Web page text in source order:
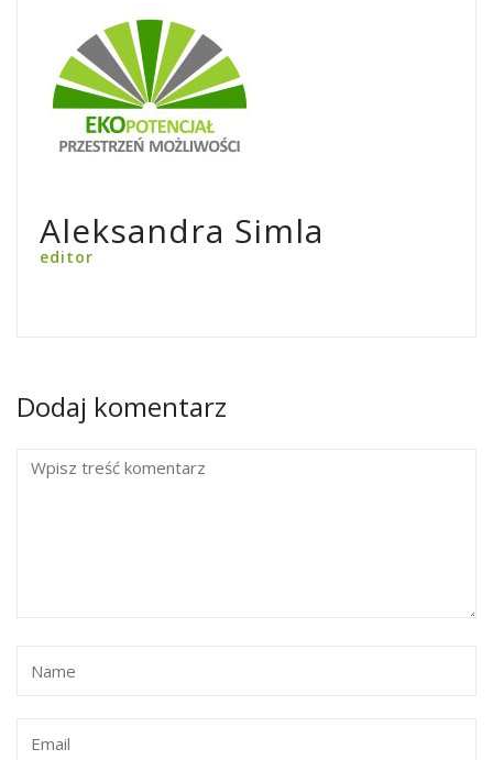
Aleksandra Simla
editor
Dodaj komentarz